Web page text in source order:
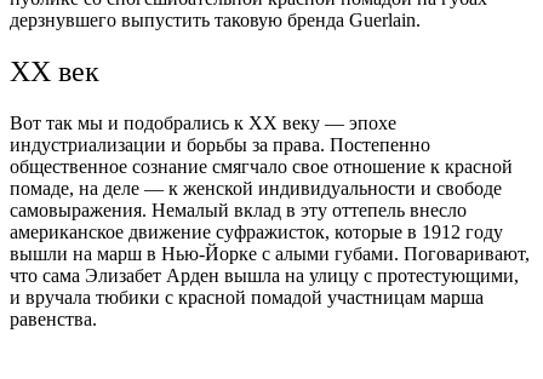
дерзнувшего выпустить таковую бренда Guerlain.
XX век
Вот так мы и подобрались к XX веку — эпохе
индустриализации и борьбы за права. Постепенно
общественное сознание смягчало свое отношение к красной
помаде, на деле — к женской индивидуальности и свободе
самовыражения. Немалый вклад в эту оттепель внесло
американское движение суфражисток, которые в 1912 году
вышли на марш в Нью-Йорке с алыми губами. Поговаривают,
что сама Элизабет Арден вышла на улицу с протестующими,
и вручала тюбики с красной помадой участницам марша
равенства.